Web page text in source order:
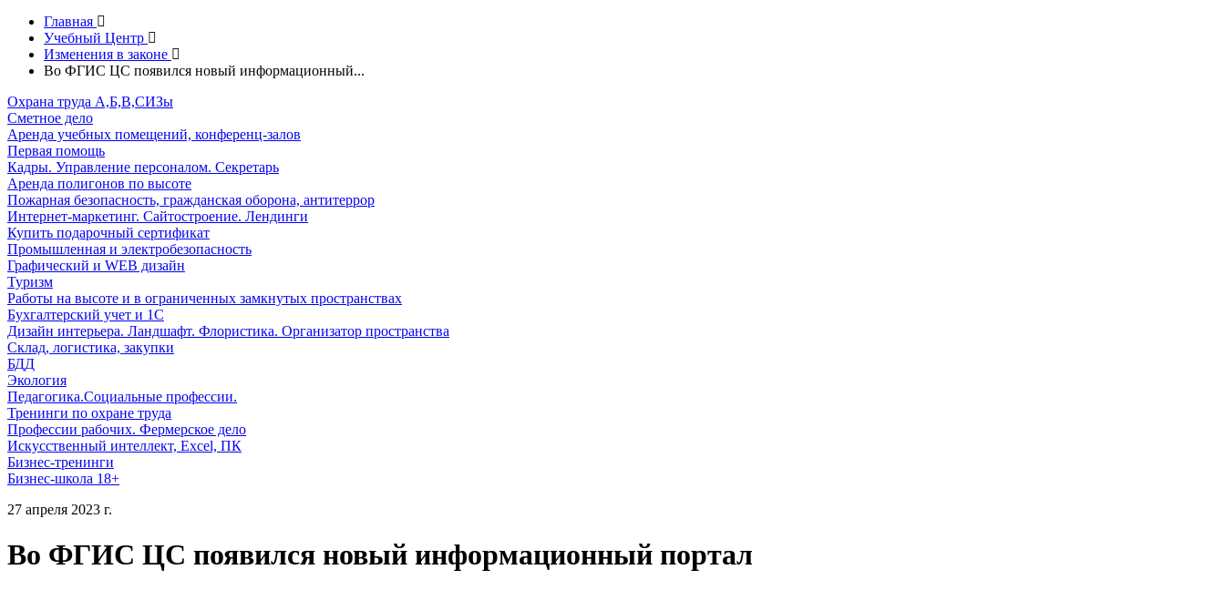
Главная
Учебный Центр
Изменения в законе
Во ФГИС ЦС появился новый информационный...
Охрана труда А,Б,В,СИЗы
Сметное дело
Аренда учебных помещений, конференц-залов
Первая помощь
Кадры. Управление персоналом. Секретарь
Аренда полигонов по высоте
Пожарная безопасность, гражданская оборона, антитеррор
Интернет-маркетинг. Сайтостроение. Лендинги
Купить подарочный сертификат
Промышленная и электробезопасность
Графический и WEB дизайн
Туризм
Работы на высоте и в ограниченных замкнутых пространствах
Бухгалтерский учет и 1С
Дизайн интерьера. Ландшафт. Флористика. Организатор пространства
Склад, логистика, закупки
БДД
Экология
Педагогика.Социальные профессии.
Тренинги по охране труда
Профессии рабочих. Фермерское дело
Искусственный интеллект, Excel, ПК
Бизнес-тренинги
Бизнес-школа 18+
27 апреля 2023 г.
Во ФГИС ЦС появился новый информационный портал